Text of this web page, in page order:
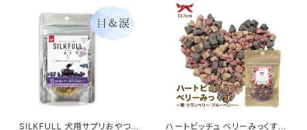
SILKFULL 犬用サプリおやつ
ハートビッチュ ベリーみっくす